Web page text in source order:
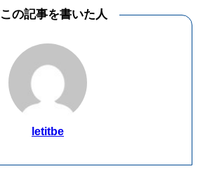
この記事を書いた人
letitbe